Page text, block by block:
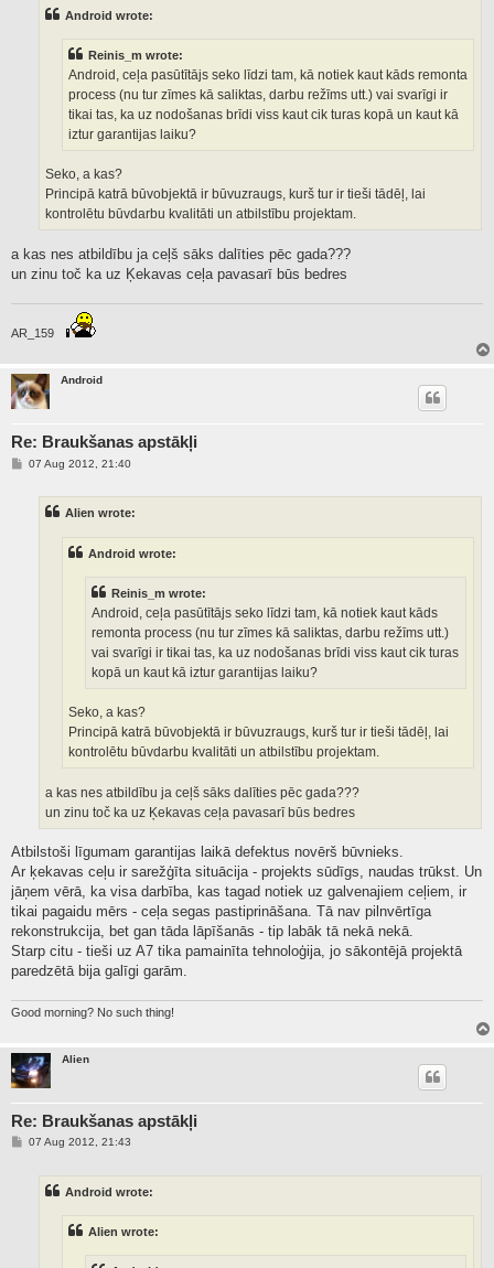
Android wrote:
Reinis_m wrote:
Android, ceļa pasūtītājs seko līdzi tam, kā notiek kaut kāds remonta
process (nu tur zīmes kā saliktas, darbu režīms utt.) vai svarīgi ir
tikai tas, ka uz nodošanas brīdi viss kaut cik turas kopā un kaut kā
iztur garantijas laiku?
Seko, a kas?
Principā katrā būvobjektā ir būvuzraugs, kurš tur ir tieši tādēļ, lai
kontrolētu būvdarbu kvalitāti un atbilstību projektam.
a kas nes atbildību ja ceļš sāks dalīties pēc gada???
un zinu toč ka uz Ķekavas ceļa pavasarī būs bedres
AR_159
Android
Re: Braukšanas apstākļi
P07 Aug 2012, 21:40
Alien wrote:
Android wrote:
Reinis_m wrote:
Android, ceļa pasūtītājs seko līdzi tam, kā notiek kaut kāds
remonta process (nu tur zīmes kā saliktas, darbu režīms utt.)
vai svarīgi ir tikai tas, ka uz nodošanas brīdi viss kaut cik turas
kopā un kaut kā iztur garantijas laiku?
Seko, a kas?
Principā katrā būvobjektā ir būvuzraugs, kurš tur ir tieši tādēļ, lai
kontrolētu būvdarbu kvalitāti un atbilstību projektam.
a kas nes atbildību ja ceļš sāks dalīties pēc gada???
un zinu toč ka uz Ķekavas ceļa pavasarī būs bedres
Atbilstoši līgumam garantijas laikā defektus novērš būvnieks.
Ar ķekavas ceļu ir sarežģīta situācija - projekts sūdīgs, naudas trūkst. Un
jāņem vērā, ka visa darbība, kas tagad notiek uz galvenajiem ceļiem, ir
tikai pagaidu mērs - ceļa segas pastiprināšana. Tā nav pilnvērtīga
rekonstrukcija, bet gan tāda lāpīšanās - tip labāk tā nekā nekā.
Starp citu - tieši uz A7 tika pamainīta tehnoloģija, jo sākontējā projektā
paredzētā bija galīgi garām.
Good morning? No such thing!
Alien
Re: Braukšanas apstākļi
P07 Aug 2012, 21:43
Android wrote:
Alien wrote: